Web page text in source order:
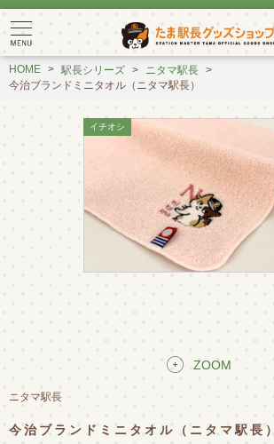
HOME 駅長シリーズ
ニタマ駅長
今治ブランドミニタオル（ニタマ駅長）
ZOOM
ニタマ駅長
今治ブランドミニタオル（ニタマ駅長）